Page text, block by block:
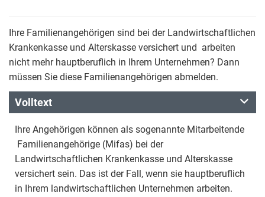
Ihre Familienangehörigen sind bei der Landwirtschaftlichen
Krankenkasse und Alterskasse versichert und arbeiten
nicht mehr hauptberuflich in Ihrem Unternehmen? Dann
müssen Sie diese Familienangehörigen abmelden.
Volltext
Ihre Angehörigen können als sogenannte Mitarbeitende
Familienangehörige (Mifas) bei der
Landwirtschaftlichen Krankenkasse und Alterskasse
versichert sein. Das ist der Fall, wenn sie hauptberuflich
in Ihrem landwirtschaftlichen Unternehmen arbeiten.